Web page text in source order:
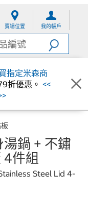
賣場位置 我的帳戶
指定米森商
折優惠。 <<
鍋 + 不鏽
件組
Steel Lid 4-